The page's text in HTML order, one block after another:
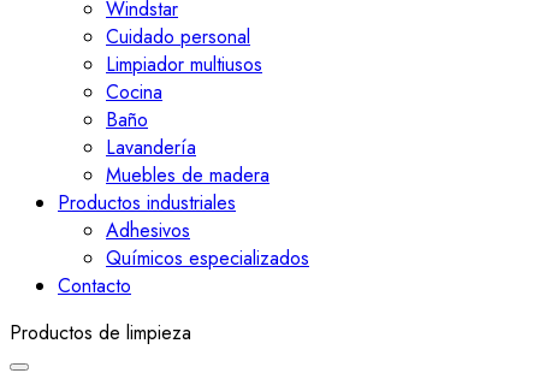
Windstar
Cuidado personal
Limpiador multiusos
Cocina
Baño
Lavandería
Muebles de madera
Productos industriales
Adhesivos
Químicos especializados
Contacto
Productos de limpieza